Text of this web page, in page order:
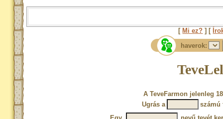
[ Mi ez? ] [
haverok:
A TeveFarmon jelenleg
Ugrás a
számú